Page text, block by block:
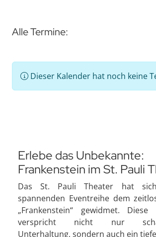
Alle Termine:
Dieser Kalender hat noch keine
Erlebe das Unbekannte:
Frankenstein im St. Pauli
Das St. Pauli Theater hat
spannenden Eventreihe dem
„Frankenstein“ gewidmet. Diese
verspricht nicht nur
Unterhaltung, sondern auch ein